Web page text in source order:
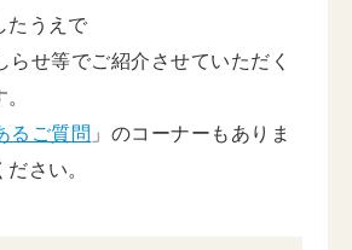
たうえで
らせ等でご紹介させていただく
るご質問 」のコーナーもありま
さい。